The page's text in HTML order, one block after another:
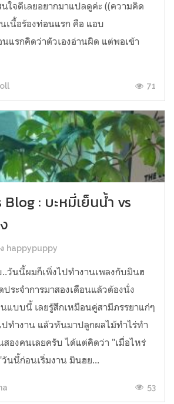
ใจดีเลยอยากมาแปลดูค่ะ ((ความคิด
เนื้อร้องท่อนแรก คือ แอบ
แรกคิดว่าตัวเองอ่านผิด แต่พอเข้า
71
: บะหมี่เย็นน้ำ vs
happypuppy
วันนี้ผมก็เพิ่งไปทำงานเพลงกับมินฮ
ระจำการมาสองเดือนแล้วต้องนั่ง
แบบนี้ เลยรู้สึกเหมือนคู่สามีภรรยาแก่ๆ
ปทำงาน แล้วหันมาปลูกผลไม้ทำไร่ทำ
องคนเลยครับ ได้แต่คิดว่า "เมื่อไหร่
วันนี้ก่อนเริ่มงาน มินฮย...
53